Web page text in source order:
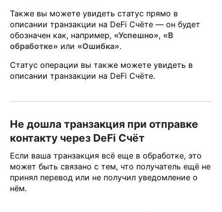
Также вы можете увидеть статус прямо в
описании транзакции на DeFi Счёте — он будет
обозначен как, например, «Успешно», «В
обработке» или «Ошибка».
Статус операции вы также можете увидеть в
описании транзакции на DeFi Счёте.
Не дошла транзакция при отправке
контакту через DeFi Счёт
Если ваша транзакция всё еще в обработке, это
может быть связано с тем, что получатель ещё не
принял перевод или не получил уведомление о
нём.